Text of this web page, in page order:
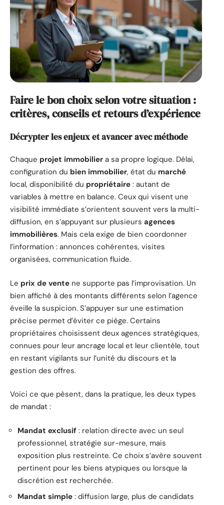
Faire le bon choix selon votre situation :
critères, conseils et retours d’expérience
Décrypter les enjeux et avancer avec méthode
Chaque projet immobilier a sa propre logique. Délai,
configuration du bien immobilier, état du marché
local, disponibilité du propriétaire : autant de
variables à mettre en balance. Ceux qui visent une
visibilité immédiate s’orientent souvent vers la multi-
diffusion, en s’appuyant sur plusieurs agences
immobilières. Mais cela exige de bien coordonner
l’information : annonces cohérentes, visites
organisées, communication fluide.
Le prix de vente ne supporte pas l’improvisation. Un
bien affiché à des montants différents selon l’agence
éveille la suspicion. S’appuyer sur une estimation
précise permet d’éviter ce piège. Certains
propriétaires choisissent deux agences stratégiques,
connues pour leur ancrage local et leur clientèle, tout
en restant vigilants sur l’unité du discours et la
gestion des offres.
Voici ce que pèsent, dans la pratique, les deux types
de mandat :
Mandat exclusif : relation directe avec un seul
professionnel, stratégie sur-mesure, mais
exposition plus restreinte. Ce choix s’avère souvent
pertinent pour les biens atypiques ou lorsque la
discrétion est recherchée.
Mandat simple : diffusion large, plus de candidats